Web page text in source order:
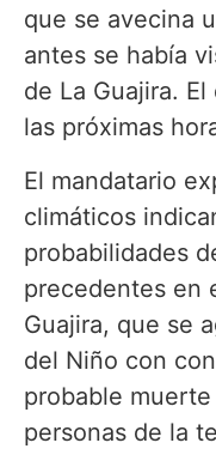
que se avecina
antes se había
de La Guajira.
las próximas
El mandatario
climáticos
probabilidades
precedentes en
Guajira, que se
del Niño con
probable
personas de la